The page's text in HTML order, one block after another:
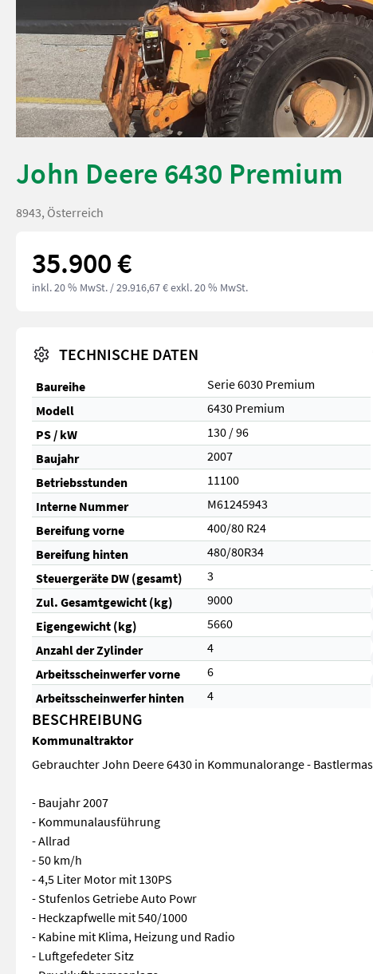
John Deere 6430 Premium
8943, Österreich
35.900 €
inkl. 20 % MwSt. / 29.916,67 € exkl. 20 % MwSt.
TECHNISCHE DATEN
Baureihe
Serie 6030 Premium
Modell
6430 Premium
PS / kW
130 / 96
Baujahr
2007
Betriebsstunden
11100
Interne Nummer
M61245943
Bereifung vorne
400/80 R24
Bereifung hinten
480/80R34
Steuergeräte DW (gesamt)
3
Zul. Gesamtgewicht (kg)
9000
Eigengewicht (kg)
5660
Anzahl der Zylinder
4
Arbeitsscheinwerfer vorne
6
Arbeitsscheinwerfer hinten
4
BESCHREIBUNG
Kommunaltraktor
Gebrauchter John Deere 6430 in Kommunalorange -
- Baujahr 2007
- Kommunalausführung
- Allrad
- 50 km/h
- 4,5 Liter Motor mit 130PS
- Stufenlos Getriebe Auto Powr
- Heckzapfwelle mit 540/1000
- Kabine mit Klima, Heizung und Radio
- Luftgefedeter Sitz